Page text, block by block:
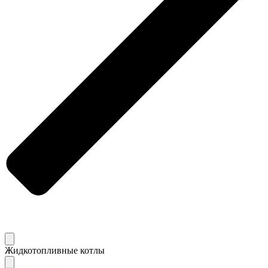
Жидкотопливные котлы